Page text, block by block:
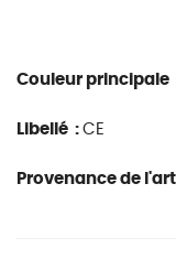
Couleur principale
Libellé : CE
Provenance de